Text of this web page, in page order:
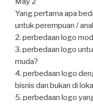
Yang pertama apa
untuk perempuan /
2. perbedaan logo
3. perbedaan logo
muda?
4. perbedaan logo
bisnis dan bukan di
5. perbedaan logo